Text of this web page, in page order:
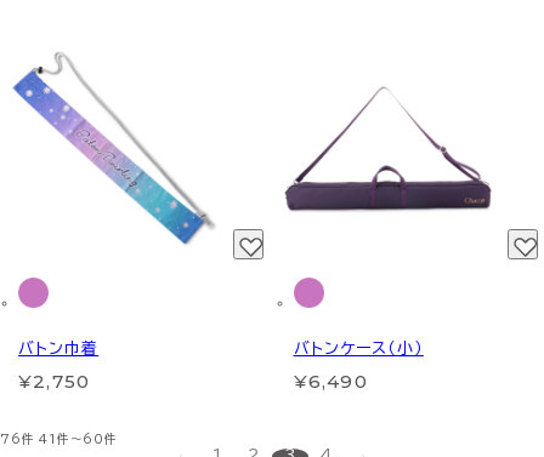
バトン巾着
¥2,750
バトンケース（小）
¥6,490
76件41件～60件